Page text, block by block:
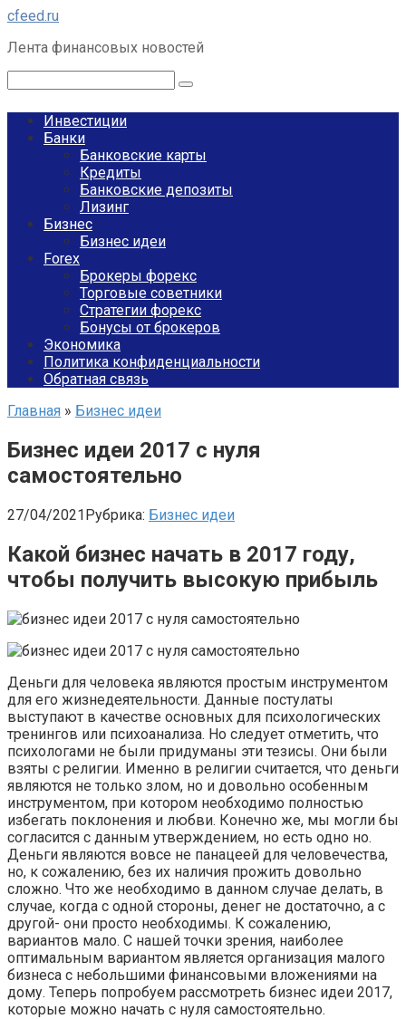
Перейти
контенту
cfeed.ru
Лента финансовых новостей
Инвестиции
Банки
Банковские карты
Кредиты
Банковские депозиты
Лизинг
Бизнес
Бизнес идеи
Forex
Брокеры форекс
Торговые советники
Стратегии форекс
Бонусы от брокеров
Экономика
Политика конфиденциальности
Обратная связь
Главная » Бизнес идеи
Бизнес идеи 2017 с нуля
самостоятельно
27/04/2021Рубрика: Бизнес идеи
Какой бизнес начать в 2017 году,
чтобы получить высокую прибыль
Деньги для человека являются простым инструментом
для его жизнедеятельности. Данные постулаты
выступают в качестве основных для психологических
тренингов или психоанализа. Но следует отметить, что
психологами не были придуманы эти тезисы. Они были
взяты с религии. Именно в религии считается, что деньги
являются не только злом, но и довольно особенным
инструментом, при котором необходимо полностью
избегать поклонения и любви. Конечно же, мы могли бы
согласится с данным утверждением, но есть одно но.
Деньги являются вовсе не панацеей для человечества,
но, к сожалению, без их наличия прожить довольно
сложно. Что же необходимо в данном случае делать, в
случае, когда с одной стороны, денег не достаточно, а с
другой- они просто необходимы. К сожалению,
вариантов мало. С нашей точки зрения, наиболее
оптимальным вариантом является организация малого
бизнеса с небольшими финансовыми вложениями на
дому. Теперь попробуем рассмотреть бизнес идеи 2017,
которые можно начать с нуля самостоятельно.